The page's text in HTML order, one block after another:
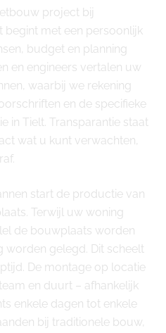
project bij
begint met een persoonlijk
budget en planning
en engineers vertalen uw
waarbij we rekening
en de specifieke
in Tielt. Transparantie staat
wat u kunt verwachten,
start de productie van
Terwijl uw woning
de bouwplaats worden
worden gelegd. Dit scheelt
De montage op locatie
en duurt – afhankelijk
enkele dagen tot enkele
bij traditionele bouw,